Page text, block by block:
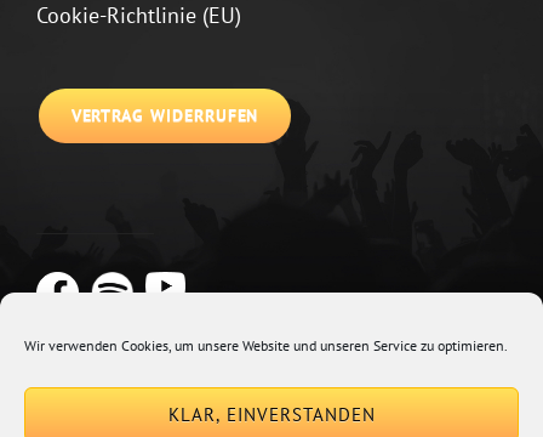
Wir verwenden Cookies, um unsere Website und unseren Service zu optimieren.
KLAR, EINVERSTANDEN
Cookie-Richtlinie (EU)
VERTRAG WIDERRUFEN
Euphony By Catch Themes